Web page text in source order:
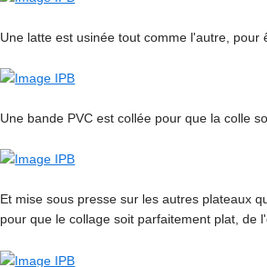
Une latte est usinée tout comme l'autre, pour
Une bande PVC est collée pour que la colle
Et mise sous presse sur les autres plateaux
pour que le collage soit parfaitement plat, de